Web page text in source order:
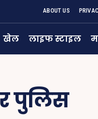
ABOUT US
खेल लाइफ स्टाइल
पुलिस